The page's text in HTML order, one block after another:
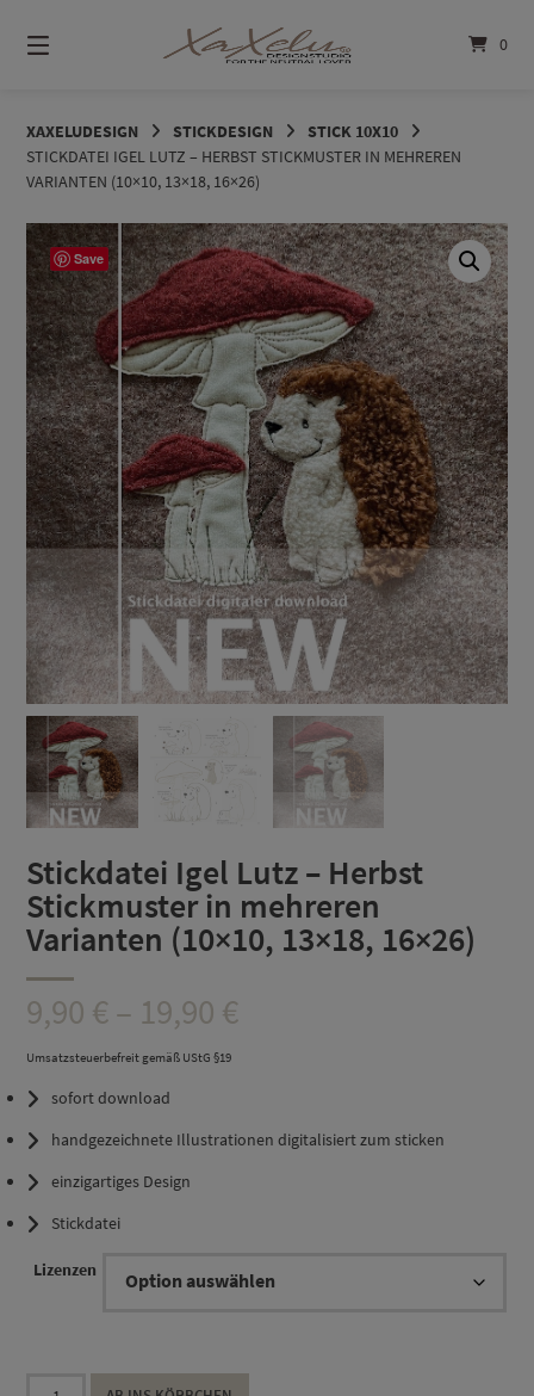
zum
Inhalt
0
XAXELUDESIGN STICKDESIGN
STICK 10X10
STICKDATEI IGEL LUTZ – HERBST STICKMUSTER IN MEHREREN
VARIANTEN (10×10, 13×18, 16×26)
Save
Stickdatei Igel Lutz – Herbst
Stickmuster in mehreren
Varianten (10×10, 13×18, 16×26)
9,90 €– 19,90 €Preisspanne:
Umsatzsteuerbefreit gemäß UStG §19
sofort download
handgezeichnete Illustrationen digitalisiert zum sticken
einzigartiges Design
Stickdatei
Lizenzen